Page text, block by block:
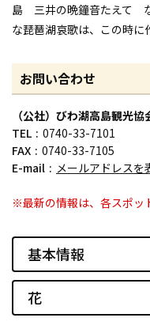
島 三井の晩鐘音たえて
な琵琶湖哀歌は、この時に
お問い合わせ
（公社）びわ湖高島観光協
TEL
0740-33-7101
FAX
0740-33-7105
E-mail
メールアドレスを
※最新の情報は、各スポッ
基本情報
花